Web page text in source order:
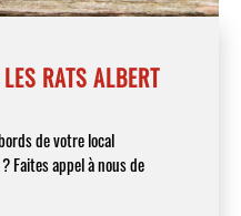
RATS ALBERT
de votre local
Faites appel à nous de